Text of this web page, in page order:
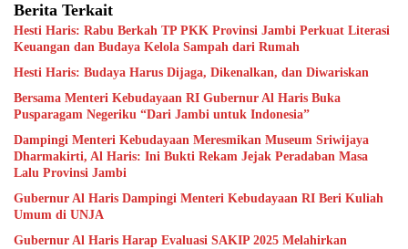
Berita Terkait
Hesti Haris: Rabu Berkah TP PKK Provinsi Jambi Perkuat Literasi
Keuangan dan Budaya Kelola Sampah dari Rumah
Hesti Haris: Budaya Harus Dijaga, Dikenalkan, dan Diwariskan
Bersama Menteri Kebudayaan RI Gubernur Al Haris Buka
Pusparagam Negeriku “Dari Jambi untuk Indonesia”
Dampingi Menteri Kebudayaan Meresmikan Museum Sriwijaya
Dharmakirti, Al Haris: Ini Bukti Rekam Jejak Peradaban Masa
Lalu Provinsi Jambi
Gubernur Al Haris Dampingi Menteri Kebudayaan RI Beri Kuliah
Umum di UNJA
Gubernur Al Haris Harap Evaluasi SAKIP 2025 Melahirkan